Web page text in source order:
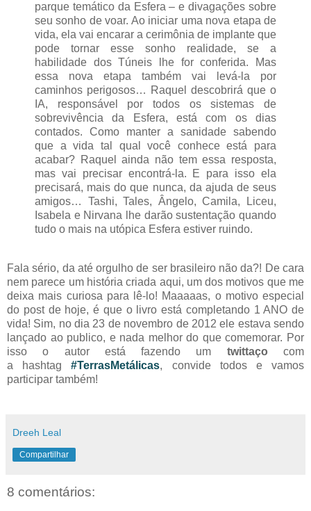
parque temático da Esfera – e divagações sobre
seu sonho de voar. Ao iniciar uma nova etapa de
vida, ela vai encarar a cerimônia de implante que
pode tornar esse sonho realidade, se a
habilidade dos Túneis lhe for conferida. Mas
essa nova etapa também vai levá-la por
caminhos perigosos… Raquel descobrirá que o
IA, responsável por todos os sistemas de
sobrevivência da Esfera, está com os dias
contados. Como manter a sanidade sabendo
que a vida tal qual você conhece está para
acabar? Raquel ainda não tem essa resposta,
mas vai precisar encontrá-la. E para isso ela
precisará, mais do que nunca, da ajuda de seus
amigos… Tashi, Tales, Ângelo, Camila, Liceu,
Isabela e Nirvana lhe darão sustentação quando
tudo o mais na utópica Esfera estiver ruindo.
Fala sério, da até orgulho de ser brasileiro não da?! De cara
nem parece um história criada aqui, um dos motivos que me
deixa mais curiosa para lê-lo! Maaaaas, o motivo especial
do post de hoje, é que o livro está completando 1 ANO de
vida! Sim, no dia 23 de novembro de 2012 ele estava sendo
lançado ao publico, e nada melhor do que comemorar. Por
isso o autor está fazendo um twittaço com
a hashtag#TerrasMetálicas, convide todos e vamos
participar também!
Dreeh Leal
Compartilhar
8 comentários: